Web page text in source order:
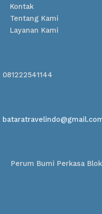
Kontak
Tentang Kami
Layanan Kami
081222541144
Perum Bumi Perkasa